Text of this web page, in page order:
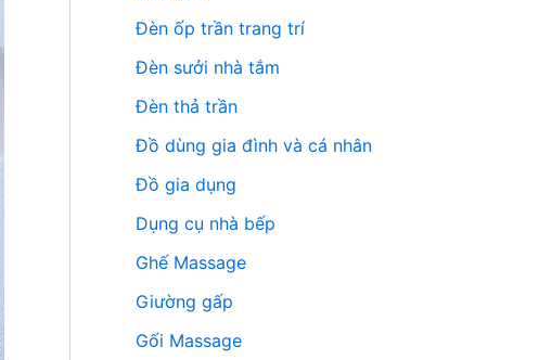
Đèn ốp trần trang trí
Đèn sưởi nhà tắm
Đèn thả trần
Đồ dùng gia đình và cá nhân
Đồ gia dụng
Dụng cụ nhà bếp
Ghế Massage
Giường gấp
Gối Massage